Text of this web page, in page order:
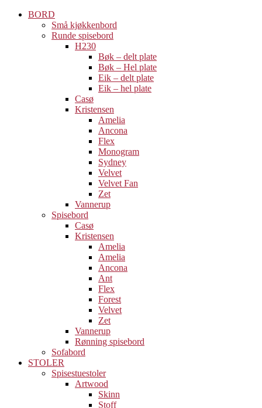
BORD
Små kjøkkenbord
Runde spisebord
H230
Bøk – delt plate
Bøk – Hel plate
Eik – delt plate
Eik – hel plate
Casø
Kristensen
Amelia
Ancona
Flex
Monogram
Sydney
Velvet
Velvet Fan
Zet
Vannerup
Spisebord
Casø
Kristensen
Amelia
Amelia
Ancona
Ant
Flex
Forest
Velvet
Zet
Vannerup
Rønning spisebord
Sofabord
STOLER
Spisestuestoler
Artwood
Skinn
Stoff